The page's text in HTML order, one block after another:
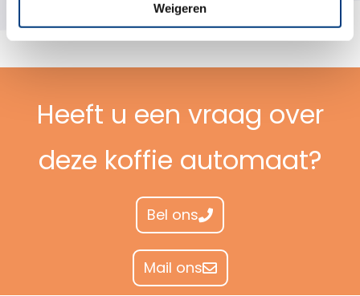
Weigeren
Heeft u een vraag over
deze koffie automaat?
Bel ons
Mail ons